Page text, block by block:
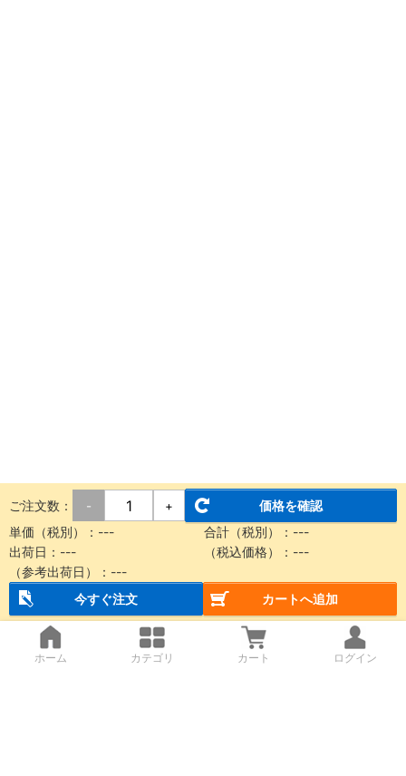
ご注文数： - +
価格を確認
単価（税別）： --- 合計（税別）： ---
出荷日： --- （税込価格）： ---
（参考出荷日）： ---
今すぐ注文
カートへ追加
ホーム カテゴリ カート ログイン